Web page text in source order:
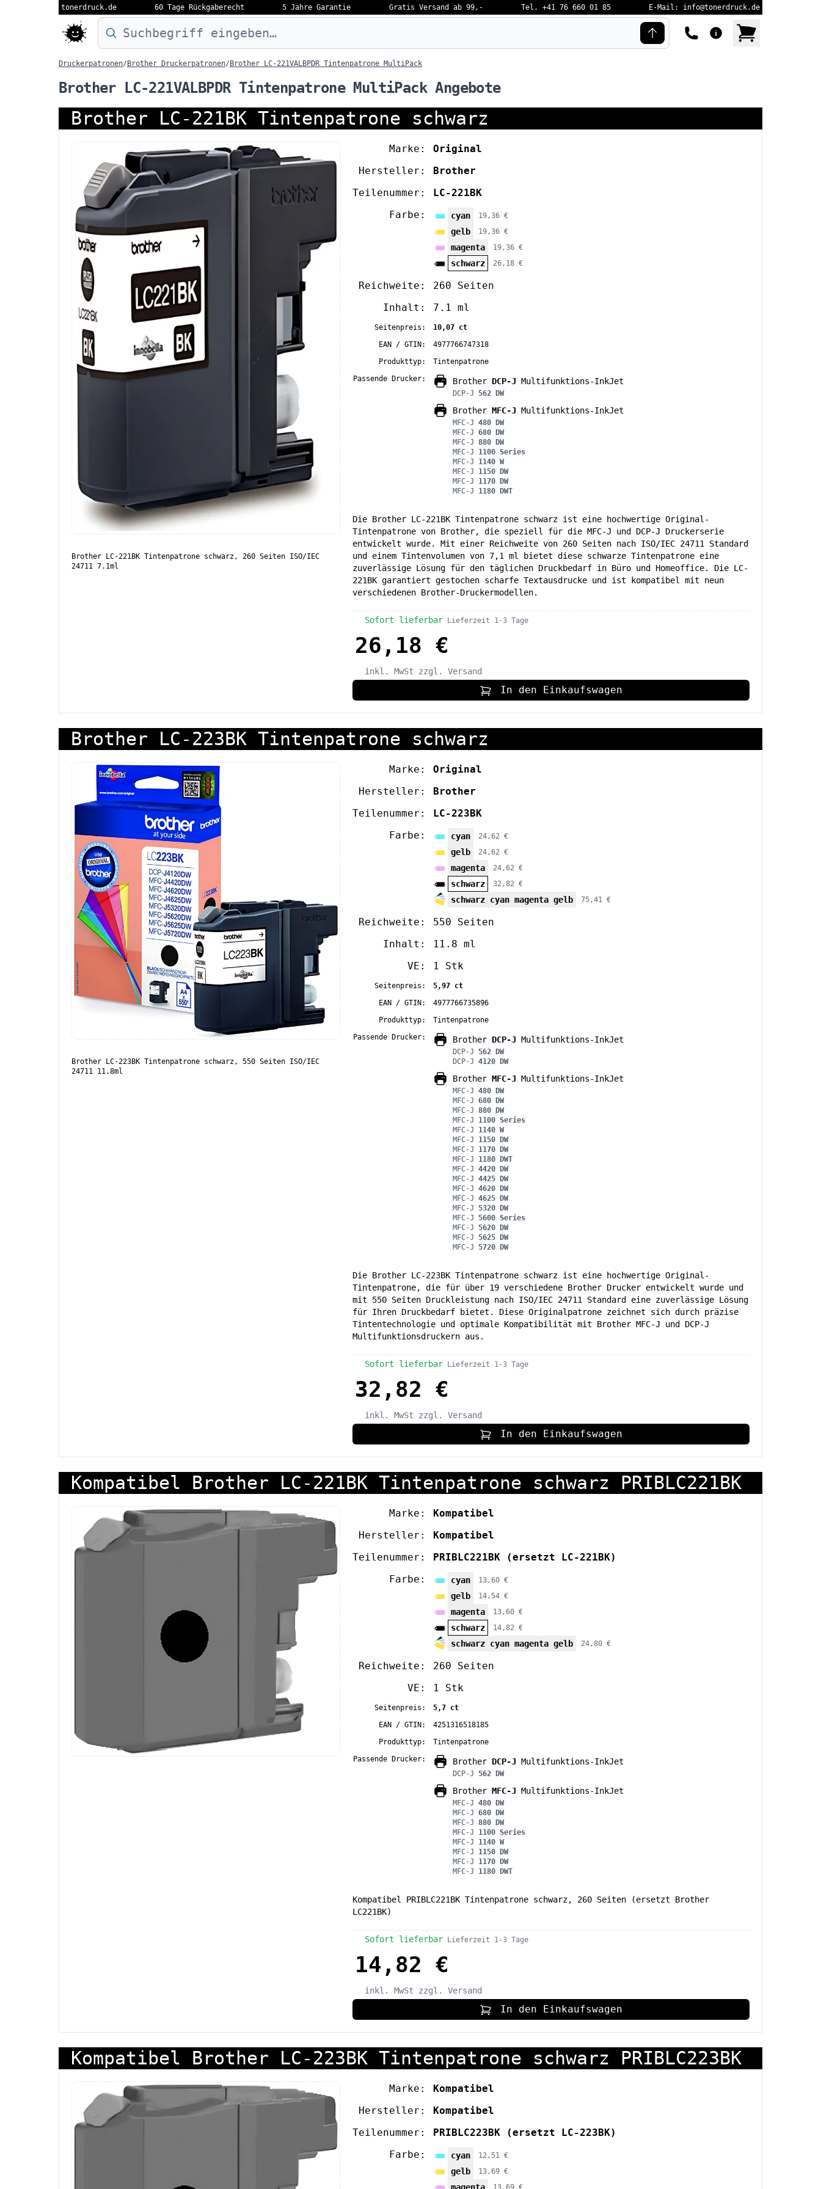
tonerdruck.de 60 Tage Rückgaberecht 5 Jahre Garantie Gratis Versand ab 99,- Tel. +41 76 660 01 85 E-Mail: info@tonerdruck.de
Druckermodell oder Produktnamen eingeben…
Druckerpatronen/ Brother Druckerpatronen/ Brother LC-221VALBPDR Tintenpatrone MultiPack
Brother LC-221VALBPDR Tintenpatrone MultiPack Angebote
Brother LC-221BK Tintenpatrone schwarz
Brother LC-221BK Tintenpatrone schwarz, 260 Seiten ISO/IEC
24711 7.1ml
Marke:
Original
Hersteller:
Brother
Teilenummer:
LC-221BK
Farbe:
cyan 19,36 €
gelb 19,36 €
magenta 19,36 €
schwarz 26,18 €
Reichweite:
260 Seiten
Inhalt:
7.1 ml
Seitenpreis:
10,07 ct
EAN / GTIN:
4977766747318
Produkttyp:
Tintenpatrone
Passende Drucker:
Brother DCP-J Multifunktions-InkJet
DCP-J 562 DW
Brother MFC-J Multifunktions-InkJet
MFC-J 480 DW
MFC-J 680 DW
MFC-J 880 DW
MFC-J 1100 Series
MFC-J 1140 W
MFC-J 1150 DW
MFC-J 1170 DW
MFC-J 1180 DWT
Die Brother LC-221BK Tintenpatrone schwarz ist eine hochwertige Original-
Tintenpatrone von Brother, die speziell für die MFC-J und DCP-J Druckerserie
entwickelt wurde. Mit einer Reichweite von 260 Seiten nach ISO/IEC 24711 Standard
und einem Tintenvolumen von 7,1 ml bietet diese schwarze Tintenpatrone eine
zuverlässige Lösung für den täglichen Druckbedarf in Büro und Homeoffice. Die LC-
221BK garantiert gestochen scharfe Textausdrucke und ist kompatibel mit neun
verschiedenen Brother-Druckermodellen.
Sofort lieferbar Lieferzeit 1-3 Tage
26,18 €
inkl. MwSt zzgl. Versand
In den Einkaufswagen
Brother LC-223BK Tintenpatrone schwarz
Brother LC-223BK Tintenpatrone schwarz, 550 Seiten ISO/IEC
24711 11.8ml
Marke:
Original
Hersteller:
Brother
Teilenummer:
LC-223BK
Farbe:
cyan 24,62 €
gelb 24,62 €
magenta 24,62 €
schwarz 32,82 €
schwarz cyan magenta gelb 75,41 €
Reichweite:
550 Seiten
Inhalt:
11.8 ml
VE:
1 Stk
Seitenpreis:
5,97 ct
EAN / GTIN:
4977766735896
Produkttyp:
Tintenpatrone
Passende Drucker:
Brother DCP-J Multifunktions-InkJet
DCP-J 562 DW
DCP-J 4120 DW
Brother MFC-J Multifunktions-InkJet
MFC-J 480 DW
MFC-J 680 DW
MFC-J 880 DW
MFC-J 1100 Series
MFC-J 1140 W
MFC-J 1150 DW
MFC-J 1170 DW
MFC-J 1180 DWT
MFC-J 4420 DW
MFC-J 4425 DW
MFC-J 4620 DW
MFC-J 4625 DW
MFC-J 5320 DW
MFC-J 5600 Series
MFC-J 5620 DW
MFC-J 5625 DW
MFC-J 5720 DW
Die Brother LC-223BK Tintenpatrone schwarz ist eine hochwertige Original-
Tintenpatrone, die für über 19 verschiedene Brother Drucker entwickelt wurde und
mit 550 Seiten Druckleistung nach ISO/IEC 24711 Standard eine zuverlässige Lösung
für Ihren Druckbedarf bietet. Diese Originalpatrone zeichnet sich durch präzise
Tintentechnologie und optimale Kompatibilität mit Brother MFC-J und DCP-J
Multifunktionsdruckern aus.
Sofort lieferbar Lieferzeit 1-3 Tage
32,82 €
inkl. MwSt zzgl. Versand
In den Einkaufswagen
Kompatibel Brother LC-221BK Tintenpatrone schwarz PRIBLC221BK
Marke:
Kompatibel
Hersteller:
Kompatibel
Teilenummer:
PRIBLC221BK
(ersetzt LC-221BK)
Farbe:
cyan 13,60 €
gelb 14,54 €
magenta 13,60 €
schwarz 14,82 €
schwarz cyan magenta gelb 24,80 €
Reichweite:
260 Seiten
VE:
1 Stk
Seitenpreis:
5,7 ct
EAN / GTIN:
4251316518185
Produkttyp:
Tintenpatrone
Passende Drucker:
Brother DCP-J Multifunktions-InkJet
DCP-J 562 DW
Brother MFC-J Multifunktions-InkJet
MFC-J 480 DW
MFC-J 680 DW
MFC-J 880 DW
MFC-J 1100 Series
MFC-J 1140 W
MFC-J 1150 DW
MFC-J 1170 DW
MFC-J 1180 DWT
Kompatibel PRIBLC221BK Tintenpatrone schwarz, 260 Seiten (ersetzt Brother
LC221BK)
Sofort lieferbar Lieferzeit 1-3 Tage
14,82 €
inkl. MwSt zzgl. Versand
In den Einkaufswagen
Kompatibel Brother LC-223BK Tintenpatrone schwarz PRIBLC223BK
Marke:
Kompatibel
Hersteller:
Kompatibel
Teilenummer:
PRIBLC223BK
(ersetzt LC-223BK)
Farbe:
cyan 12,51 €
gelb 13,69 €
13,69 €